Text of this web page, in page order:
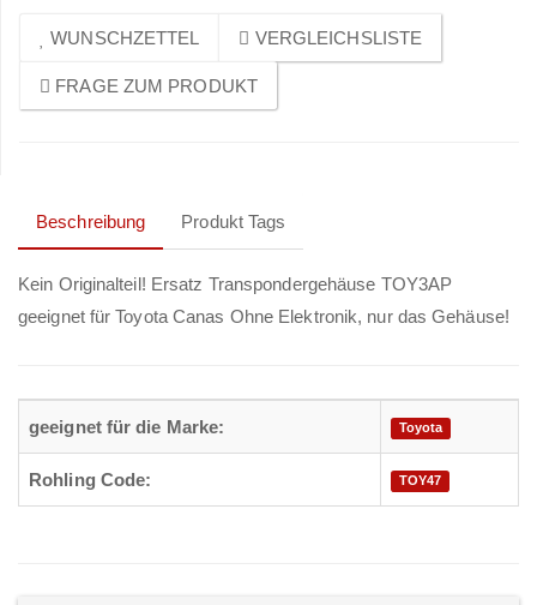
WUNSCHZETTEL VERGLEICHSLISTE
FRAGE ZUM PRODUKT
Beschreibung Produkt Tags
Kein Originalteil! Ersatz Transpondergehäuse TOY3AP
geeignet für Toyota Canas Ohne Elektronik, nur das Gehäuse!
geeignet für die Marke: Toyota
Rohling Code: TOY47